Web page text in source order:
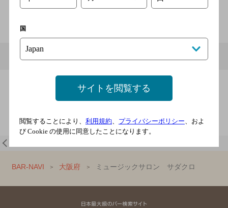
06-6361-8839
近くのお店を検索する
BAR-NAVI 大阪府 ミュージックサロン サダクロ
国
サイトを閲覧する
閲覧することにより、 利用規約 プライバシーポリシー 、およ
び Cookie の使用に同意したことになります。